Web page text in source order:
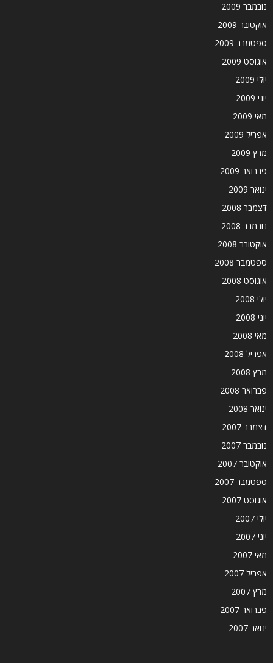
נובמבר 2009
אוקטובר 2009
ספטמבר 2009
אוגוסט 2009
יולי 2009
יוני 2009
מאי 2009
אפריל 2009
מרץ 2009
פברואר 2009
ינואר 2009
דצמבר 2008
נובמבר 2008
אוקטובר 2008
ספטמבר 2008
אוגוסט 2008
יולי 2008
יוני 2008
מאי 2008
אפריל 2008
מרץ 2008
פברואר 2008
ינואר 2008
דצמבר 2007
נובמבר 2007
אוקטובר 2007
ספטמבר 2007
אוגוסט 2007
יולי 2007
יוני 2007
מאי 2007
אפריל 2007
מרץ 2007
פברואר 2007
ינואר 2007